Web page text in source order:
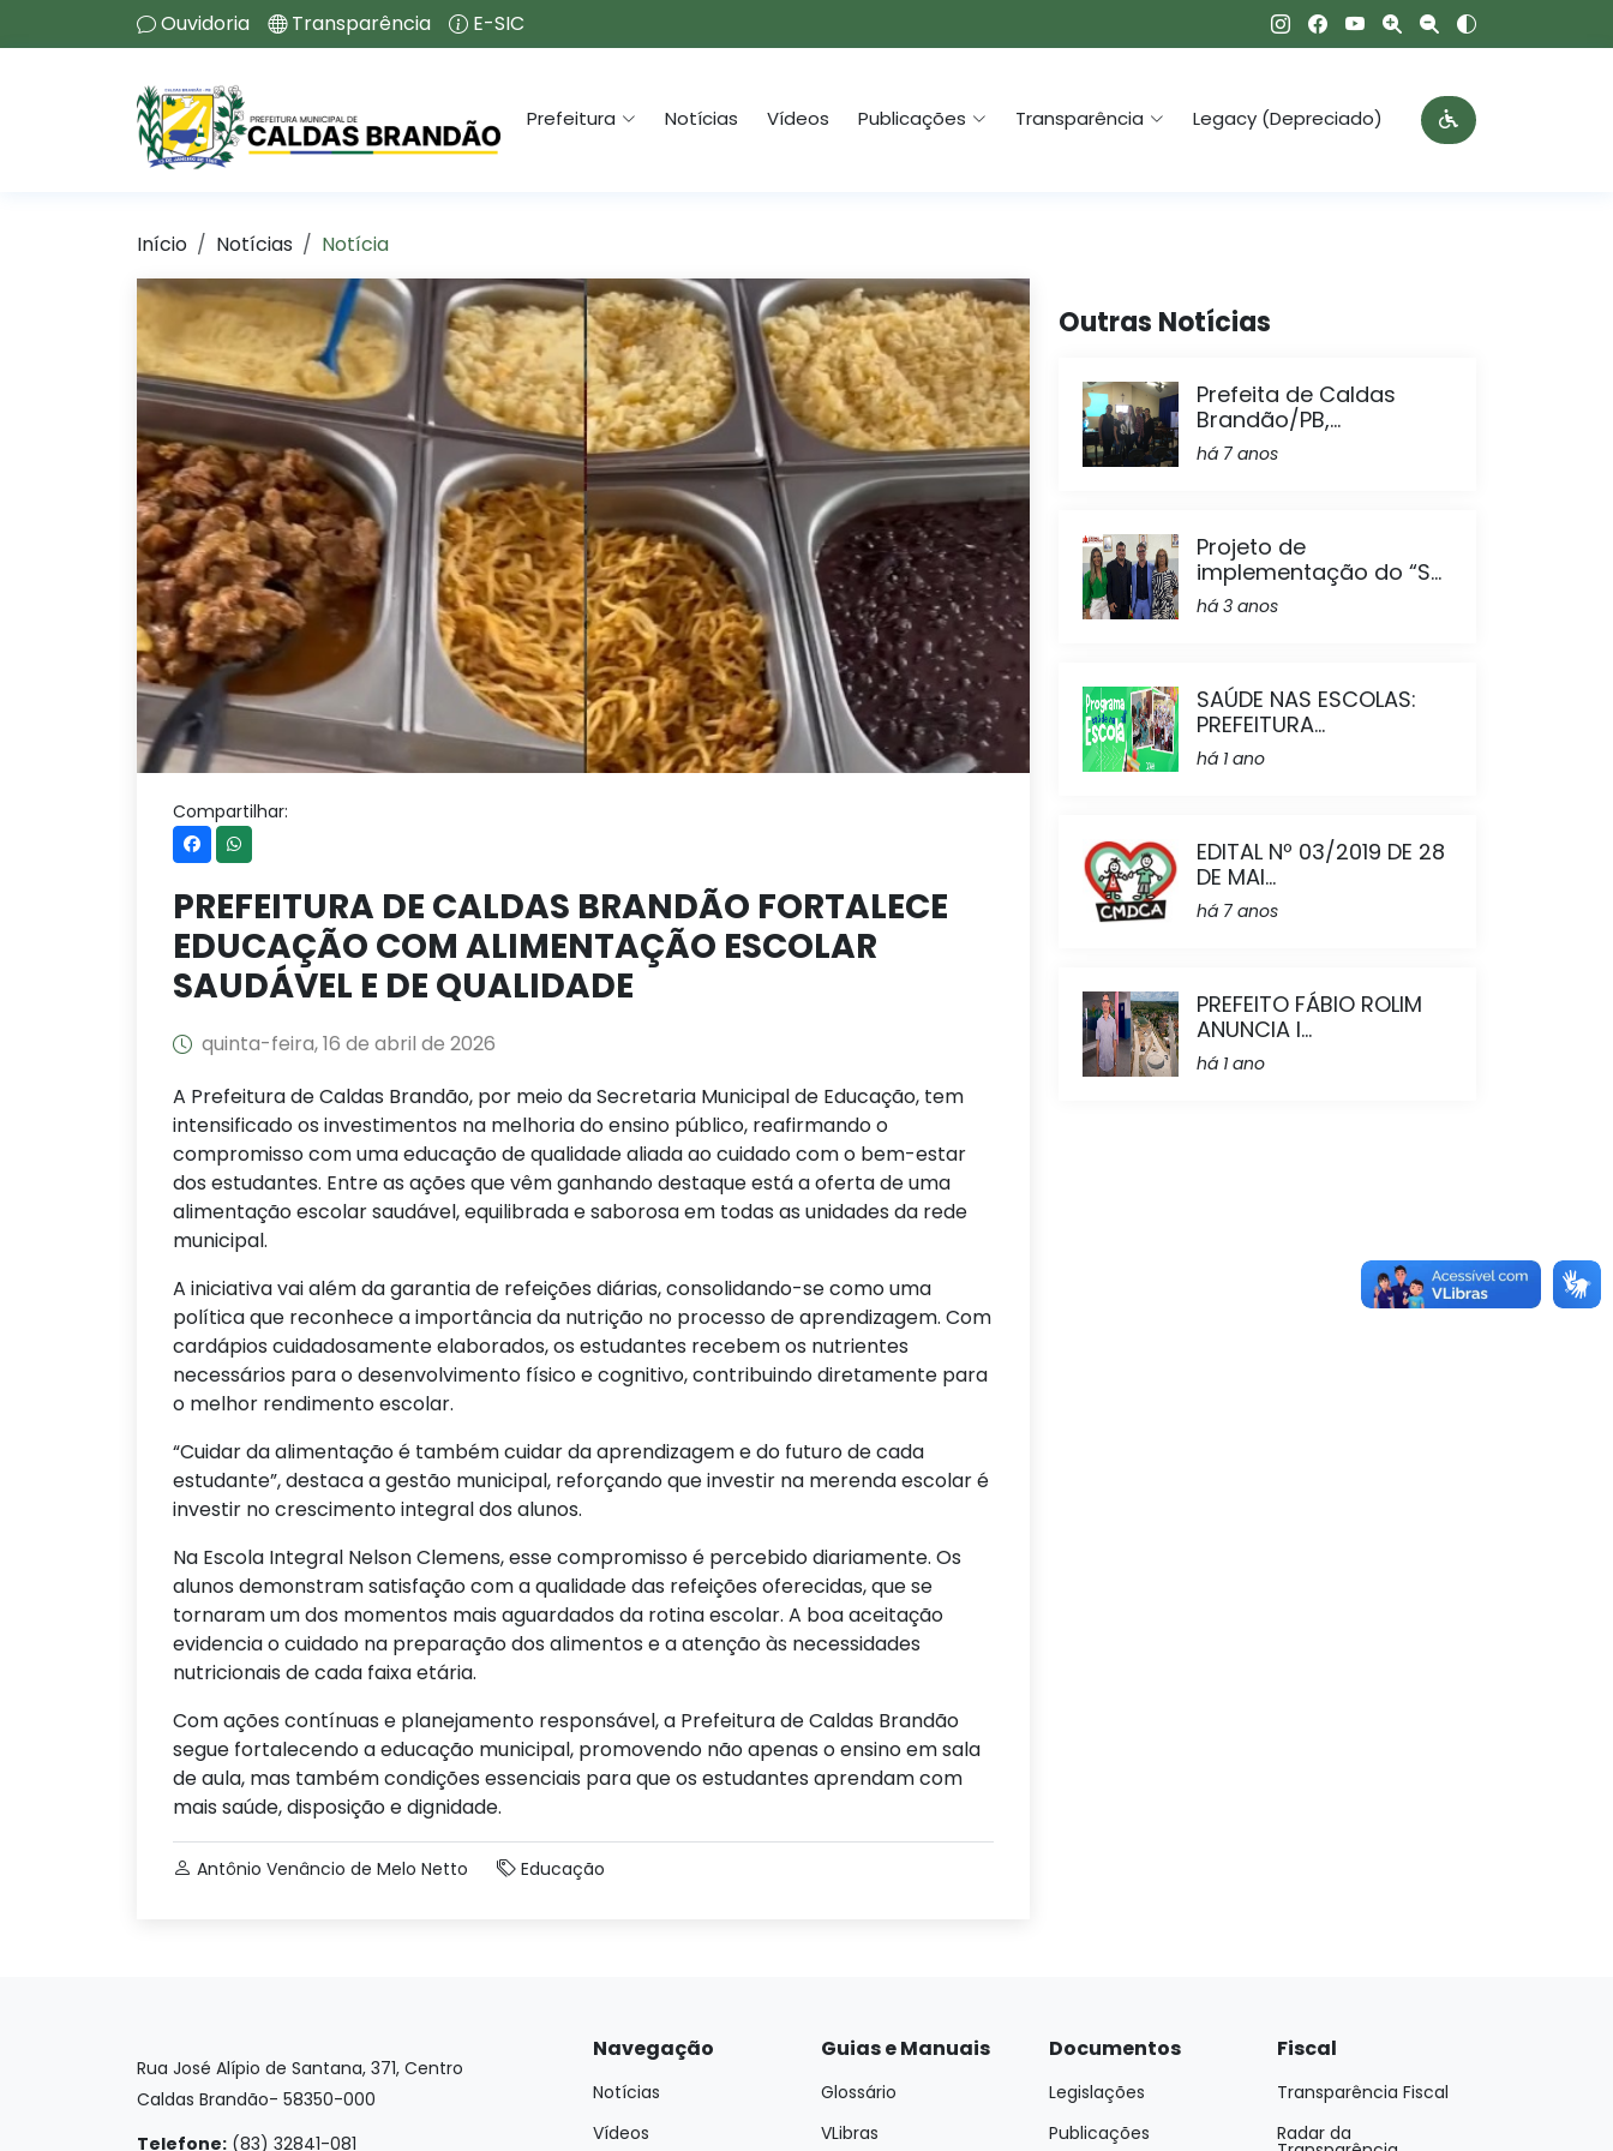
Ouvidoria Transparência E-SIC
Prefeitura Notícias Vídeos Publicações Transparência Legacy (Depreciado)
Início Notícias Notícia
Compartilhar:
PREFEITURA DE CALDAS BRANDÃO FORTALECE
EDUCAÇÃO COM ALIMENTAÇÃO ESCOLAR
SAUDÁVEL E DE QUALIDADE
quinta-feira, 16 de abril de 2026
A Prefeitura de Caldas Brandão, por meio da Secretaria Municipal de Educação, tem
intensificado os investimentos na melhoria do ensino público, reafirmando o
compromisso com uma educação de qualidade aliada ao cuidado com o bem-estar
dos estudantes. Entre as ações que vêm ganhando destaque está a oferta de uma
alimentação escolar saudável, equilibrada e saborosa em todas as unidades da rede
municipal.
A iniciativa vai além da garantia de refeições diárias, consolidando-se como uma
política que reconhece a importância da nutrição no processo de aprendizagem. Com
cardápios cuidadosamente elaborados, os estudantes recebem os nutrientes
necessários para o desenvolvimento físico e cognitivo, contribuindo diretamente para
o melhor rendimento escolar.
“Cuidar da alimentação é também cuidar da aprendizagem e do futuro de cada
estudante”, destaca a gestão municipal, reforçando que investir na merenda escolar é
investir no crescimento integral dos alunos.
Na Escola Integral Nelson Clemens, esse compromisso é percebido diariamente. Os
alunos demonstram satisfação com a qualidade das refeições oferecidas, que se
tornaram um dos momentos mais aguardados da rotina escolar. A boa aceitação
evidencia o cuidado na preparação dos alimentos e a atenção às necessidades
nutricionais de cada faixa etária.
Com ações contínuas e planejamento responsável, a Prefeitura de Caldas Brandão
segue fortalecendo a educação municipal, promovendo não apenas o ensino em sala
de aula, mas também condições essenciais para que os estudantes aprendam com
mais saúde, disposição e dignidade.
Antônio Venâncio de Melo Netto Educação
Outras Notícias
Prefeita de Caldas
Brandão/PB,...
há 7 anos
Projeto de
implementação do “S...
há 3 anos
SAÚDE NAS ESCOLAS:
PREFEITURA...
há 1 ano
EDITAL Nº 03/2019 DE 28
DE MAI...
há 7 anos
PREFEITO FÁBIO ROLIM
ANUNCIA I...
há 1 ano
Rua José Alípio de Santana, 371, Centro
Caldas Brandão- 58350-000
Telefone: (83) 32841-081
Navegação
Notícias
Vídeos
Guias e Manuais
Glossário
VLibras
Documentos
Legislações
Publicações
Fiscal
Transparência Fiscal
Radar da